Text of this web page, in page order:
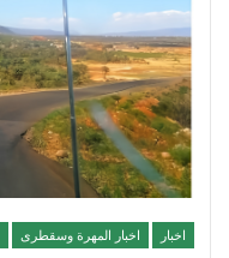
اخبار اخبار المهرة وسقطرى